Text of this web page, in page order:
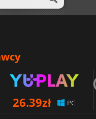
26.39zł PC